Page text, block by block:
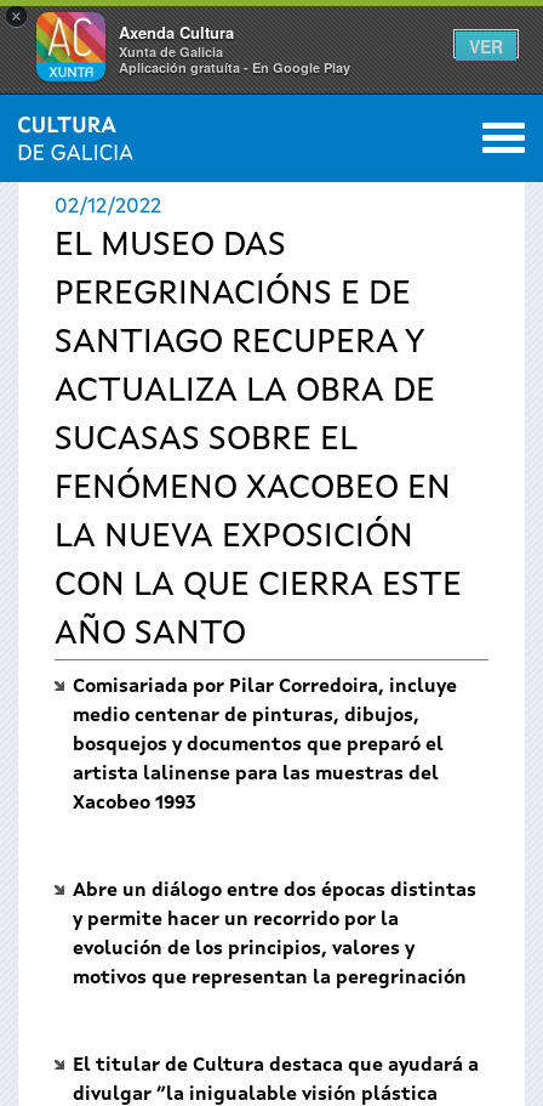
×
Axenda Cultura
Xunta de Galicia
Aplicación gratuíta - En Google Play
VER
Se
encuentra
usted
aquí
INICIO › ACTUALIDAD 0
02/12/2022
EL MUSEO DAS
PEREGRINACIÓNS E DE
SANTIAGO RECUPERA Y
ACTUALIZA LA OBRA DE
SUCASAS SOBRE EL
FENÓMENO XACOBEO EN
LA NUEVA EXPOSICIÓN
CON LA QUE CIERRA ESTE
AÑO SANTO
Comisariada por Pilar Corredoira, incluye
medio centenar de pinturas, dibujos,
bosquejos y documentos que preparó el
artista lalinense para las muestras del
Xacobeo 1993
Abre un diálogo entre dos épocas distintas
y permite hacer un recorrido por la
evolución de los principios, valores y
motivos que representan la peregrinación
El titular de Cultura destaca que ayudará a
divulgar “la inigualable visión plástica